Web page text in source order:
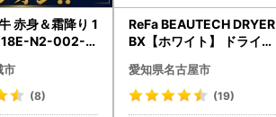
18E-N2-002-1
市
(8)
ReFa BEAUTECH DRYER
BX【ホワイト】 ドライヤ
ファ
愛知県名古屋市
(19)